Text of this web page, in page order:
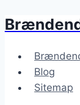
Fortsæt
indhold
Blog
Sitemap